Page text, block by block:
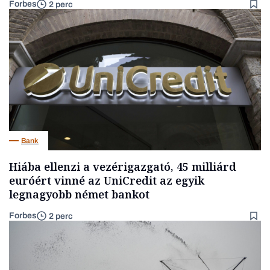
Forbes 2 perc
Bank
Hiába ellenzi a vezérigazgató, 45 milliárd
euróért vinné az UniCredit az egyik
legnagyobb német bankot
Forbes 2 perc